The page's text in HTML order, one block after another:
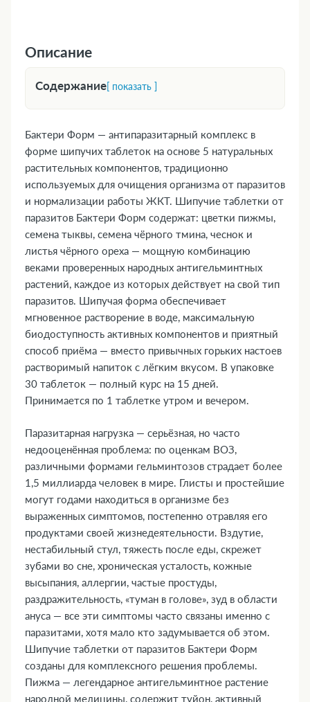
Описание
Содержание[ показать ]
1. Форма выпуска
2. Фармакологическая группа
3. Фармакодинамика и фармакокинетика
4. Где купить Бактери Форм, наличие и цены в
аптеках в Темиртау
5. Показания к применению
6. Противопоказания
7. Состав
8. Инструкция по применению и дозы
9. Возможные побочные эффекты
10. Преимущества
11. Передозировка
12. Особые указания
13. Применение при беременности и
кормлении грудью
14. Влияние на способность управлять
транспортными средствами и механизмами
15. Совместимость с алкоголем
16. Условия хранения
17. ТОП-5 вопросов эксперту
Бактери Форм — антипаразитарный комплекс в
форме шипучих таблеток на основе 5 натуральных
растительных компонентов, традиционно
используемых для очищения организма от паразитов
и нормализации работы ЖКТ. Шипучие таблетки от
паразитов Бактери Форм содержат: цветки пижмы,
семена тыквы, семена чёрного тмина, чеснок и
листья чёрного ореха — мощную комбинацию
веками проверенных народных антигельминтных
растений, каждое из которых действует на свой тип
паразитов. Шипучая форма обеспечивает
мгновенное растворение в воде, максимальную
биодоступность активных компонентов и приятный
способ приёма — вместо привычных горьких настоев
растворимый напиток с лёгким вкусом. В упаковке
30 таблеток — полный курс на 15 дней.
Принимается по 1 таблетке утром и вечером.
Паразитарная нагрузка — серьёзная, но часто
недооценённая проблема: по оценкам ВОЗ,
различными формами гельминтозов страдает более
1,5 миллиарда человек в мире. Глисты и простейшие
могут годами находиться в организме без
выраженных симптомов, постепенно отравляя его
продуктами своей жизнедеятельности. Вздутие,
нестабильный стул, тяжесть после еды, скрежет
зубами во сне, хроническая усталость, кожные
высыпания, аллергии, частые простуды,
раздражительность, «туман в голове», зуд в области
ануса — все эти симптомы часто связаны именно с
паразитами, хотя мало кто задумывается об этом.
Шипучие таблетки от паразитов Бактери Форм
созданы для комплексного решения проблемы.
Пижма — легендарное антигельминтное растение
народной медицины, содержит туйон, активный